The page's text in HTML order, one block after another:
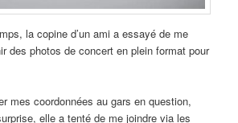
la copine d’un ami a essayé de me
des photos de concert en plein format pour
mes coordonnées au gars en question,
elle a tenté de me joindre via les